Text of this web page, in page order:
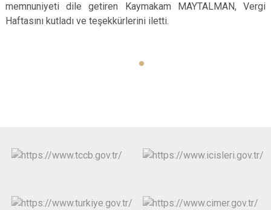
memnuniyeti dile getiren Kaymakam MAYTALMAN, Vergi
Haftasını kutladı ve teşekkürlerini iletti.